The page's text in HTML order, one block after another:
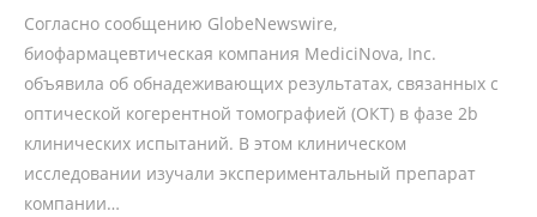
Согласно сообщению GlobeNewswire,
биофармацевтическая компания MediciNova, Inc.
объявила об обнадеживающих результатах, связанных с
оптической когерентной томографией (ОКТ) в фазе 2b
клинических испытаний. В этом клиническом
исследовании изучали экспериментальный препарат
компании…